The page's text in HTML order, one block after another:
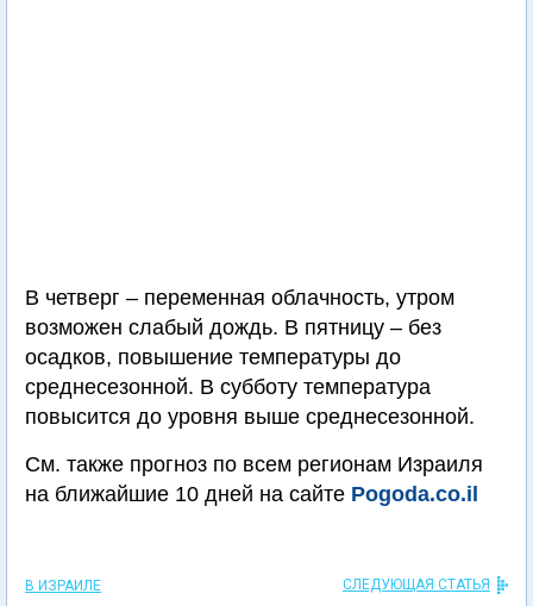
В четверг – переменная облачность, утром
возможен слабый дождь. В пятницу – без
осадков, повышение температуры до
среднесезонной. В субботу температура
повысится до уровня выше среднесезонной.
См. также прогноз по всем регионам Израиля
на ближайшие 10 дней на сайте Pogoda.co.il
В ИЗРАИЛЕ СЛЕДУЮЩАЯ СТАТЬЯ